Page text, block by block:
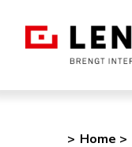
Home